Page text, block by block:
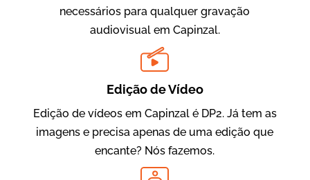
necessários para qualquer gravação
audiovisual em Capinzal.
Edição de Vídeo
Edição de vídeos em Capinzal é DP2. Já tem as
imagens e precisa apenas de uma edição que
encante? Nós fazemos.